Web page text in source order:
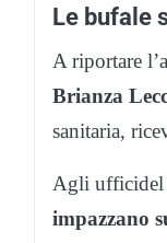
Le bufale
A riportare
Brianza
sanitaria,
Agli ufficidel
impazzano